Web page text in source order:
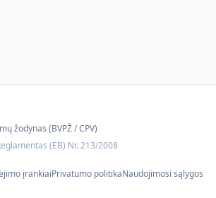
žodynas (BVPŽ / CPV)
(EB) Nr. 213/2008
įrankiaiPrivatumo politikaNaudojimosi sąlygos